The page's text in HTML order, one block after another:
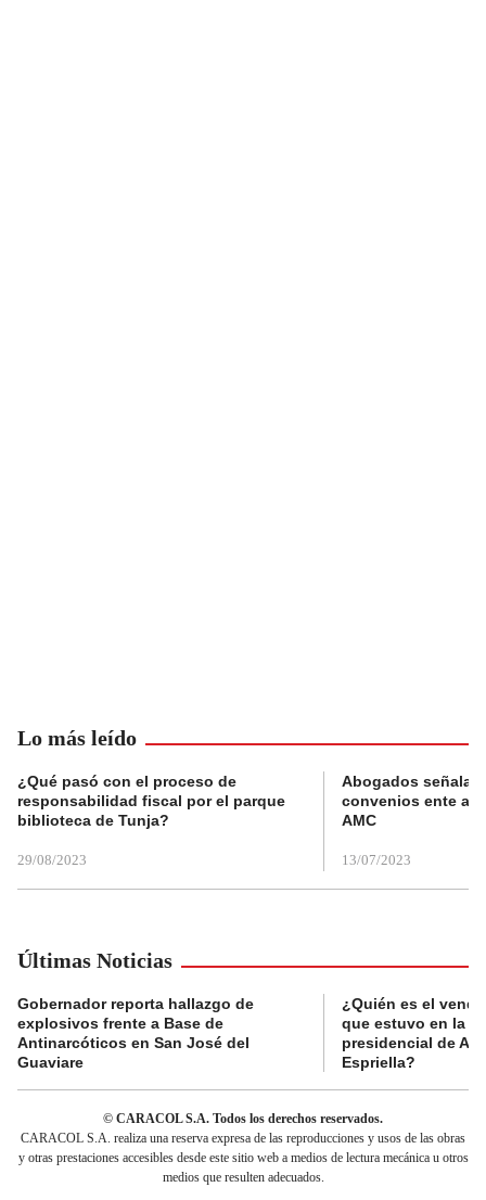
Lo más leído
¿Qué pasó con el proceso de
responsabilidad fiscal por el parque
biblioteca de Tunja?
29/08/2023
Abogados
convenios ente
AMC
13/07/2023
Últimas Noticias
Gobernador reporta hallazgo de
explosivos frente a Base de
Antinarcóticos en San José del
Guaviare
¿Quién es el
que estuvo en la
presidencial de
Espriella?
© CARACOL S.A. Todos los derechos reservados.
CARACOL S.A. realiza una reserva expresa de las reproducciones y usos de las obras
y otras prestaciones accesibles desde este sitio web a medios de lectura mecánica u otros
medios que resulten adecuados.